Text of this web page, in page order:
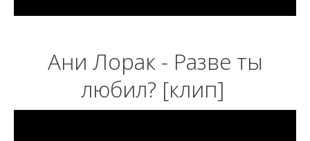
Ани Лорак - Разве ты
любил? [клип]